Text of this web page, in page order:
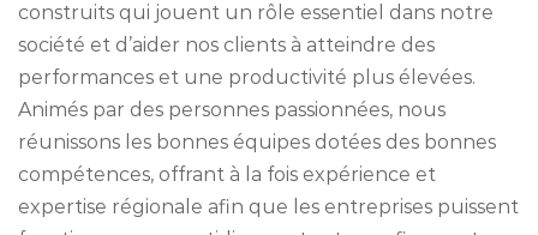
construits qui jouent un rôle essentiel dans notre
société et d’aider nos clients à atteindre des
performances et une productivité plus élevées.
Animés par des personnes passionnées, nous
réunissons les bonnes équipes dotées des bonnes
compétences, offrant à la fois expérience et
expertise régionale afin que les entreprises puissent